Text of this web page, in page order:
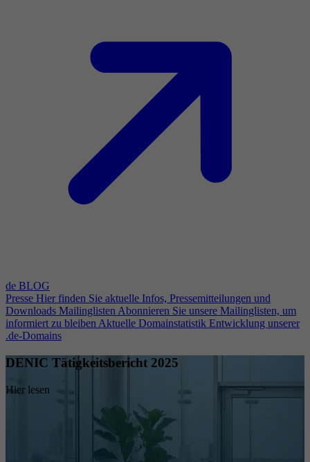
de BLOG
Presse Hier finden Sie aktuelle Infos, Pressemitteilungen und
Downloads Mailinglisten Abonnieren Sie unsere Mailinglisten, um
informiert zu bleiben Aktuelle Domainstatistik Entwicklung unserer
.de-Domains
DENIC Tätigkeitsbericht 2025
Hier lesen